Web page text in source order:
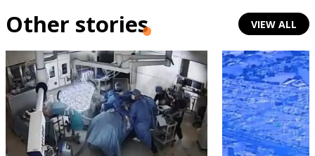
Other stories VIEW ALL